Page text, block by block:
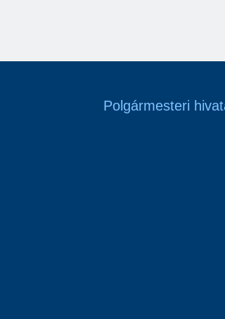
Polgármesteri